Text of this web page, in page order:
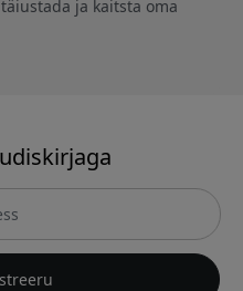
ja kaitsta oma